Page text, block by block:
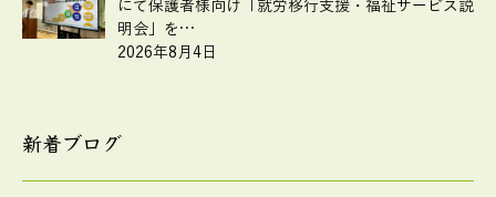
にて保護者様向け「就労移行支援・福祉サービス説
明会」を…
2026年8月4日
新着ブログ